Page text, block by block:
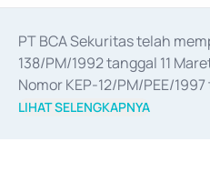
PT BCA Sekuritas telah
138/PM/1992 tanggal 11
Nomor KEP-12/PM/PEE/
merger, akuisisi, divestasi,
LIHAT SELENGKAPNYA